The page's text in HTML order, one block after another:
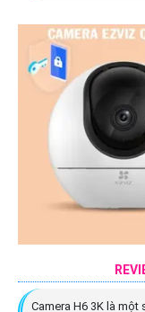
Camera H6 3K là